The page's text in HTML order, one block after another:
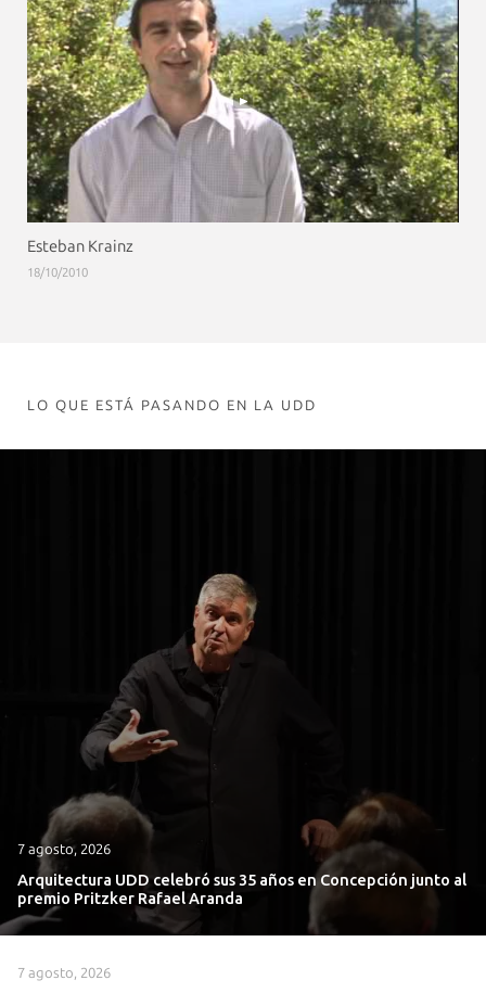
Esteban Krainz
18/10/2010
LO QUE ESTÁ PASANDO EN LA UDD
7 agosto, 2026
Arquitectura UDD celebró sus 35 años en Concepción junto al
premio Pritzker Rafael Aranda
7 agosto, 2026